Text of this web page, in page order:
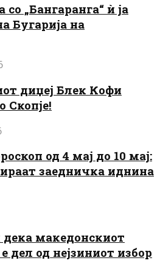
„Бангаранга“ ѝ ја
Бугарија на
диџеј Блек Кофи
Скопје!
од 4 мај до 10 мај:
заедничка иднина
дека македонскиот
е дел од нејзиниот избор